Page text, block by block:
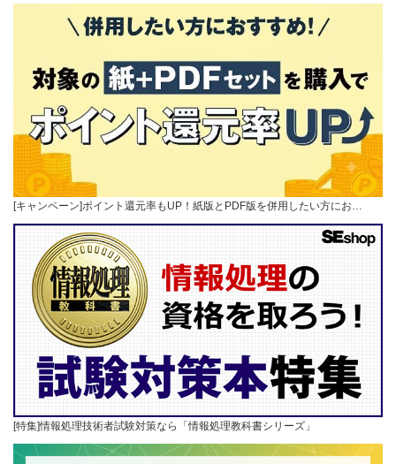
[キャンペーン]ポイント還元率もUP！紙版とPDF版を併用したい方にお…
[特集]情報処理技術者試験対策なら「情報処理教科書シリーズ」